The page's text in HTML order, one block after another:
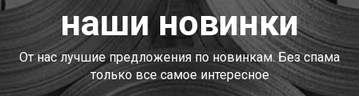
наши новинки
От нас лучшие предложения по новинкам. Без спама
только все самое интересное